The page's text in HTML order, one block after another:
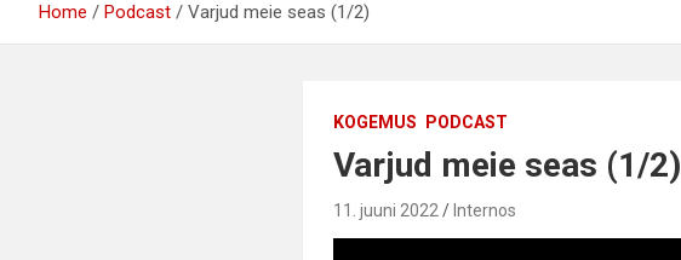
Home Podcast Varjud meie seas (1/2)
KOGEMUS PODCAST
Varjud meie seas (1/2)
11. juuni 2022 Internos